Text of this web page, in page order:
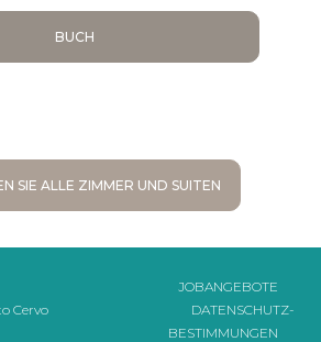
BUCH
SIE ALLE ZIMMER UND SUITEN
Cervo
JOBANGEBOTE
DATENSCHUTZ-
BESTIMMUNGEN